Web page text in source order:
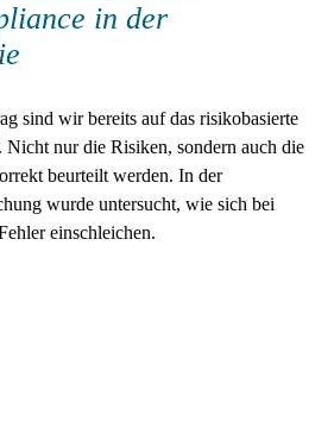
in der
sind wir bereits auf das risikobasierte
Nicht nur die Risiken, sondern auch die
beurteilt werden. In der
wurde untersucht, wie sich bei
einschleichen.